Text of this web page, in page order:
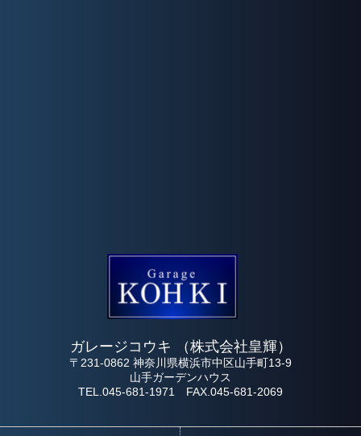
ガレージコウキ （株式会社皇輝）
〒231-0862 神奈川県横浜市中区山手町13-9
山手ガーデンハウス
TEL.045-681-1971 FAX.045-681-2069